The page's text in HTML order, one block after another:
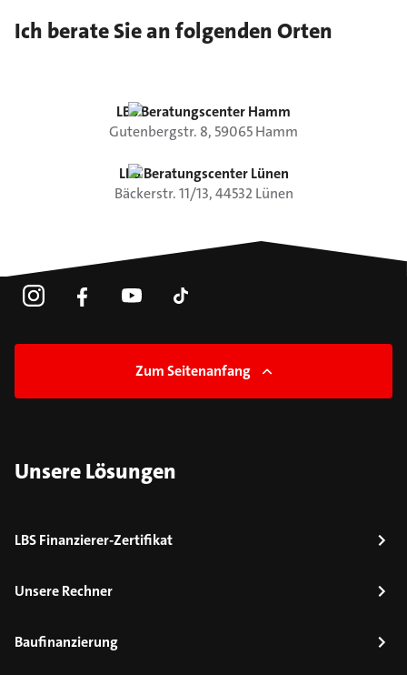
Ich berate Sie an folgenden Orten
LBS Beratungscenter Hamm
Gutenbergstr. 8, 59065Hamm
LBS Beratungscenter Lünen
Bäckerstr.11/13,44532 Lünen
Zum Seitenanfang
Unsere Lösungen
LBS Finanzierer-Zertifikat
Unsere Rechner
Baufinanzierung